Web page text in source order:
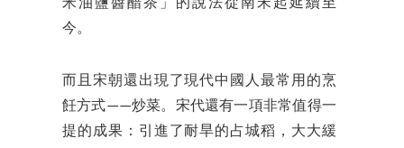
米油鹽醬醋茶」的說法從南宋起延續至
今。
而且宋朝還出現了現代中國人最常用的烹
飪方式——炒菜。宋代還有一項非常值得一
提的成果：引進了耐旱的占城稻，大大緩